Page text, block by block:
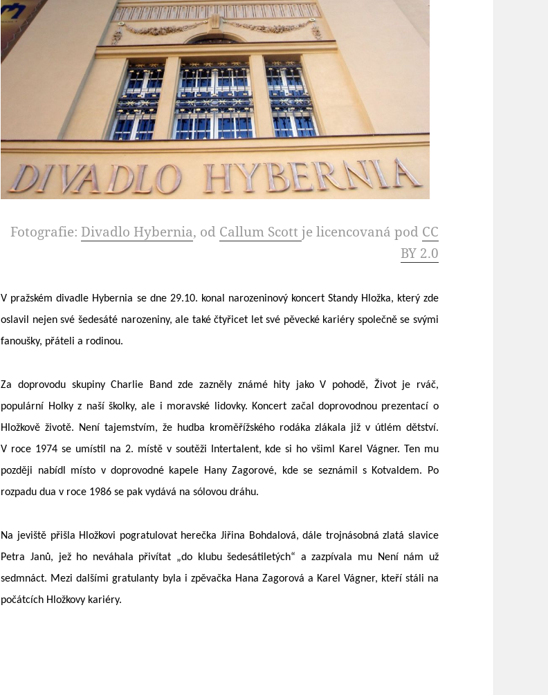
Fotografie: Divadlo Hybernia, od Callum Scott je licencovaná pod CC
BY 2.0
V pražském divadle Hybernia se dne 29.10. konal narozeninový koncert Standy Hložka, který zde
oslavil nejen své šedesáté narozeniny, ale také čtyřicet let své pěvecké kariéry společně se svými
fanoušky, přáteli a rodinou.
Za doprovodu skupiny Charlie Band zde zazněly známé hity jako V pohodě, Život je rváč,
populární Holky z naší školky, ale i moravské lidovky. Koncert začal doprovodnou prezentací o
Hložkově životě. Není tajemstvím, že hudba kroměřížského rodáka zlákala již v útlém dětství.
V roce 1974 se umístil na 2. místě v soutěži Intertalent, kde si ho všiml Karel Vágner. Ten mu
později nabídl místo v doprovodné kapele Hany Zagorové, kde se seznámil s Kotvaldem. Po
rozpadu dua v roce 1986 se pak vydává na sólovou dráhu.
Na jeviště přišla Hložkovi pogratulovat herečka Jiřina Bohdalová, dále trojnásobná zlatá slavice
Petra Janů, jež ho neváhala přivítat „do klubu šedesátiletých“ a zazpívala mu Není nám už
sedmnáct. Mezi dalšími gratulanty byla i zpěvačka Hana Zagorová a Karel Vágner, kteří stáli na
počátcích Hložkovy kariéry.